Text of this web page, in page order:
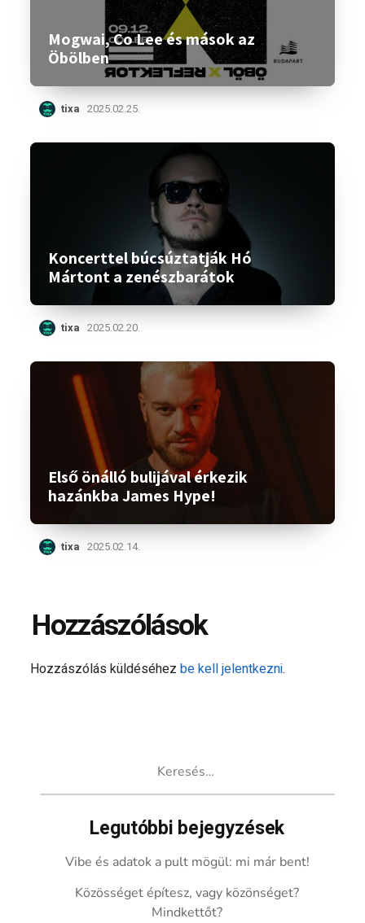
Mogwai, Co Lee és mások az
Öbölben
tixa 2025.02.25.
Koncerttel búcsúztatják Hó
Mártont a zenészbarátok
tixa 2025.02.20.
Első önálló bulijával érkezik
hazánkba James Hype!
tixa 2025.02.14.
Hozzászólások
Hozzászólás küldéséhezbe kell jelentkezni.
Legutóbbi bejegyzések
Vibe és adatok a pult mögül: mi már bent!
Közösséget építesz, vagy közönséget?
Mindkettőt?